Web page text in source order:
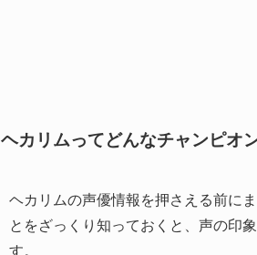
ヘカリムってどんなチャンピオ
ヘカリムの声優情報を押さえる前に
とをざっくり知っておくと、声の印
す。